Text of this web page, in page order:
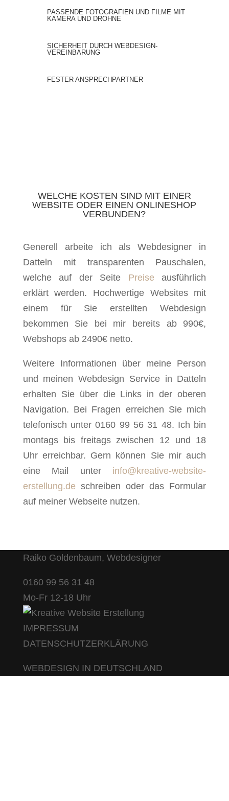
PASSENDE FOTOGRAFIEN UND FILME MIT
KAMERA UND DROHNE
SICHERHEIT DURCH WEBDESIGN-
VEREINBARUNG
FESTER ANSPRECHPARTNER
WELCHE KOSTEN SIND MIT EINER
WEBSITE ODER EINEN ONLINESHOP
VERBUNDEN?
Generell arbeite ich als Webdesigner in
Datteln mit transparenten Pauschalen,
welche auf der Seite Preise ausführlich
erklärt werden. Hochwertige Websites mit
einem für Sie erstellten Webdesign
bekommen Sie bei mir bereits ab 990€,
Webshops ab 2490€ netto.
Weitere Informationen über meine Person
und meinen Webdesign Service in Datteln
erhalten Sie über die Links in der oberen
Navigation. Bei Fragen erreichen Sie mich
telefonisch unter 0160 99 56 31 48. Ich bin
montags bis freitags zwischen 12 und 18
Uhr erreichbar. Gern können Sie mir auch
eine Mail unter info@kreative-website-
erstellung.de schreiben oder das Formular
auf meiner Webseite nutzen.
Raiko Goldenbaum, Webdesigner
0160 99 56 31 48
Mo-Fr 12-18 Uhr
IMPRESSUM
DATENSCHUTZERKLÄRUNG
WEBDESIGN IN DEUTSCHLAND